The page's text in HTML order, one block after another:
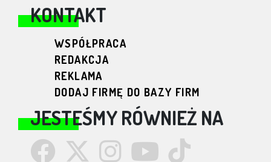
KONTAKT
WSPÓŁPRACA
REDAKCJA
REKLAMA
DODAJ FIRMĘ DO BAZY FIRM
JESTEŚMY RÓWNIEŻ NA